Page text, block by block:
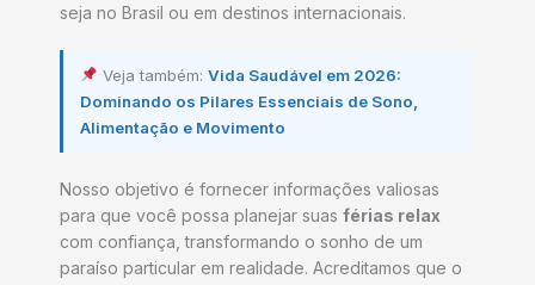
seja no Brasil ou em destinos internacionais.
Veja também:Vida Saudável em 2026:
Dominando os Pilares Essenciais de Sono,
Alimentação e Movimento
Nosso objetivo é fornecer informações valiosas
para que você possa planejar suas férias relax
com confiança, transformando o sonho de um
paraíso particular em realidade. Acreditamos que o